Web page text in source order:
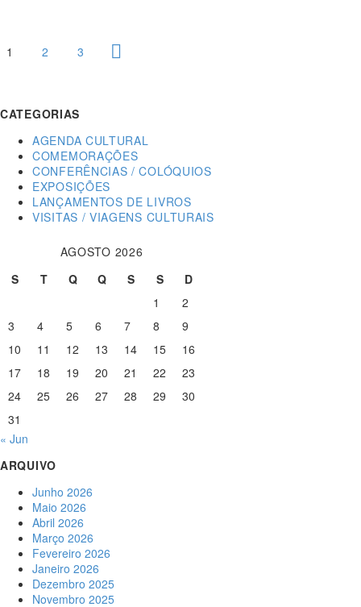
1 2 3
CATEGORIAS
AGENDA CULTURAL
COMEMORAÇÕES
CONFERÊNCIAS / COLÓQUIOS
EXPOSIÇÕES
LANÇAMENTOS DE LIVROS
VISITAS / VIAGENS CULTURAIS
AGOSTO 2026
S
T Q Q S S
D
1
2
3
4 5 6 7 8
9
10
11 12 13 14 15
16
17
18 19 20 21 22
23
24
25 26 27 28 29
30
31
« Jun
ARQUIVO
Junho 2026
Maio 2026
Abril 2026
Março 2026
Fevereiro 2026
Janeiro 2026
Dezembro 2025
Novembro 2025